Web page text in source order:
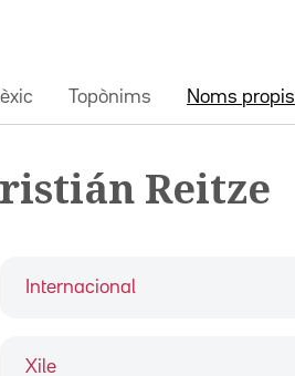
Topònims Noms propis
Reitze
Internacional
Xile